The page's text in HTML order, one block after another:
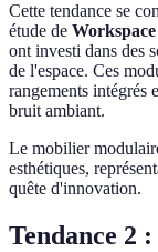
Cette tendance se
étude de
ont investi dans des
de l'espace. Ces
rangements intégrés
bruit ambiant.
Le mobilier
esthétiques,
quête d'innovation.
Tendance 2